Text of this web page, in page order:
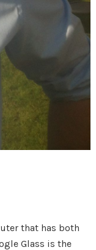
that has both
Glass is the